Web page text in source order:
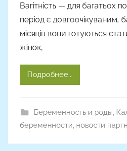
т
о
р
o
n
Вагітність — для багатьох
період є довгоочікуваним,
місяців вони готуються
жінок,
Подробнее...
Беременность и роды
беременности новости